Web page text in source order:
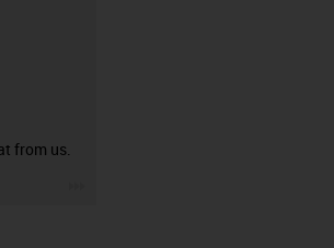
from us.